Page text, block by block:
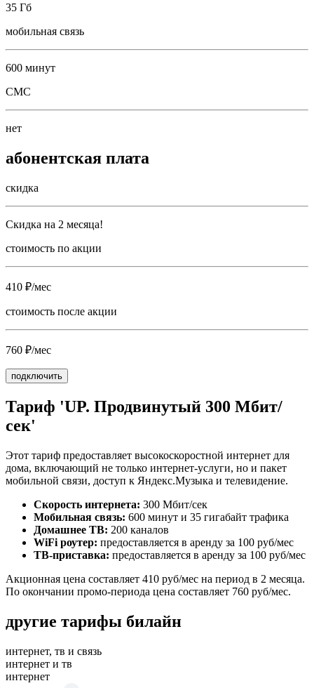
35 Гб
мобильная связь
600 минут
СМС
нет
абонентская плата
скидка
Скидка на 2 месяца!
стоимость по акции
410 ₽/мес
стоимость после акции
760 ₽/мес
подключить
Тариф 'UP. Продвинутый 300 Мбит/
сек'
Этот тариф предоставляет высокоскоростной интернет для
дома, включающий не только интернет-услуги, но и пакет
мобильной связи, доступ к Яндекс.Музыка и телевидение.
Скорость интернета: 300 Мбит/сек
Мобильная связь: 600 минут и 35 гигабайт трафика
Домашнее ТВ: 200 каналов
WiFi роутер: предоставляется в аренду за 100 руб/мес
ТВ-приставка: предоставляется в аренду за 100 руб/мес
Акционная цена составляет 410 руб/мес на период в 2 месяца.
По окончании промо-периода цена составляет 760 руб/мес.
другие тарифы билайн
интернет, тв и связь
интернет и тв
интернет